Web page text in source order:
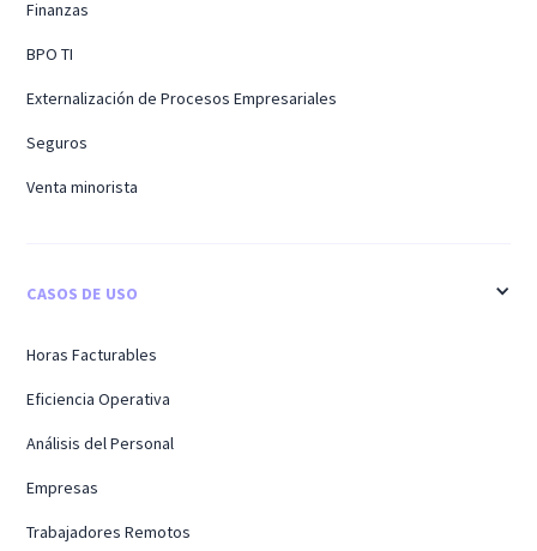
Finanzas
BPO TI
Externalización de Procesos Empresariales
Seguros
Venta minorista
CASOS DE USO
Horas Facturables
Eficiencia Operativa
Análisis del Personal
Empresas
Trabajadores Remotos